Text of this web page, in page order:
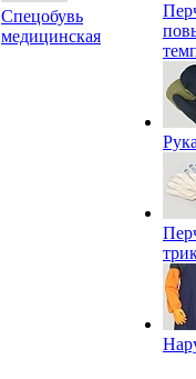
Спецобувь
медицинская